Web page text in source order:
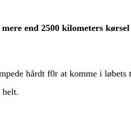
end 2500 kilometers
hårdt f0r at komme i løbets
helt.